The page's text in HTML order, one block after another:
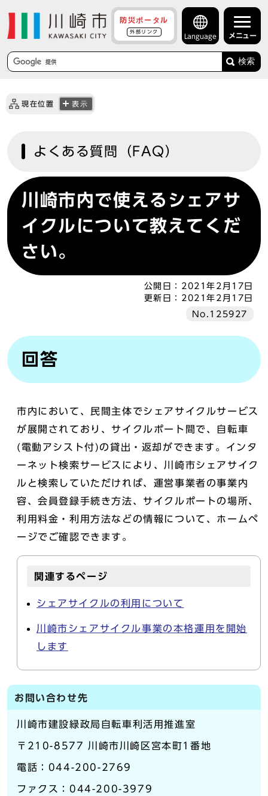
防災ポータル
外部リンク
Language メニュー
検索
現在位置 表示
よくある質問（FAQ）
川崎市内で使えるシェアサ
イクルについて教えてくだ
さい。
公開日： 2021年2月17日
更新日： 2021年2月17日
No.125927
回答
市内において、民間主体でシェアサイクルサービス
が展開されており、サイクルポート間で、自転車
(電動アシスト付)の貸出・返却ができます。インタ
ーネット検索サービスにより、川崎市シェアサイク
ルと検索していただければ、運営事業者の事業内
容、会員登録手続き方法、サイクルポートの場所、
利用料金・利用方法などの情報について、ホームペ
ージでご確認できます。
関連するページ
シェアサイクルの利用について
川崎市シェアサイクル事業の本格運用を開始
します
お問い合わせ先
川崎市建設緑政局自転車利活用推進室
〒210-8577 川崎市川崎区宮本町1番地
電話：044-200-2769
ファクス：044-200-3979